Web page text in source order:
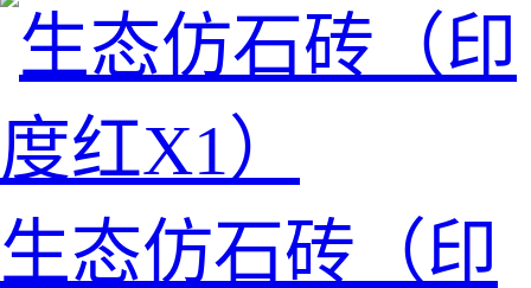
生态仿石砖（印